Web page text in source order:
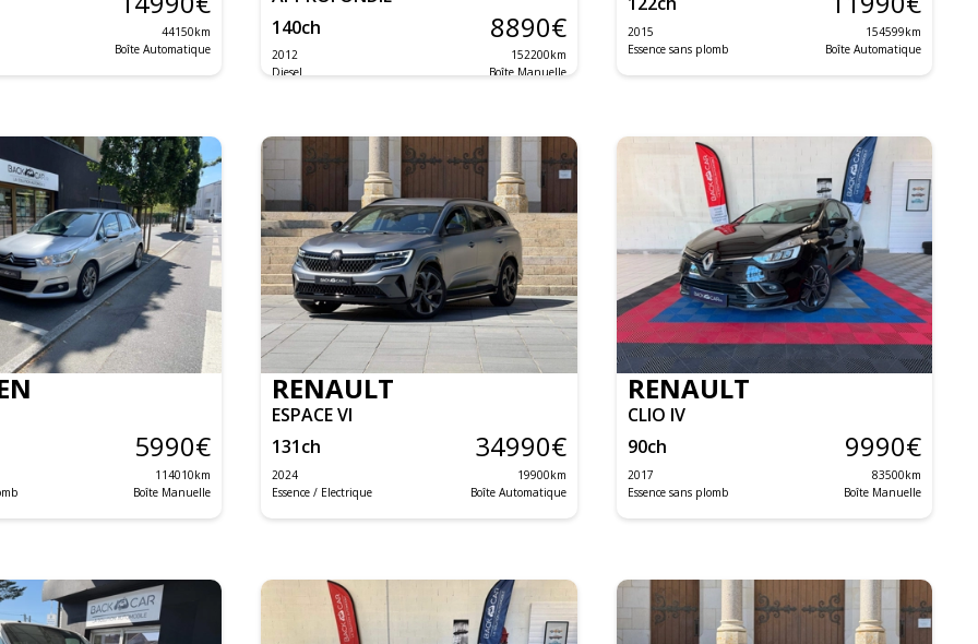
44150km
Boîte Automatique
140ch 8890€
2012 152200km
Diesel
Boîte Manuelle
2015 154599km
Essence sans plomb
Boîte Automatique
5990€
114010km
Boîte Manuelle
RENAULT
ESPACE VI
131ch 34990€
2024 19900km
Essence / Electrique
Boîte Automatique
RENAULT
CLIO IV
90ch 9990€
2017 83500km
Essence sans plomb
Boîte Manuelle